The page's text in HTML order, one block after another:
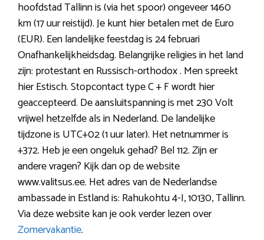
hoofdstad Tallinn is (via het spoor) ongeveer 1460
km (17 uur reistijd). Je kunt hier betalen met de Euro
(EUR). Een landelijke feestdag is 24 februari
Onafhankelijkheidsdag. Belangrijke religies in het land
zijn: protestant en Russisch-orthodox . Men spreekt
hier Estisch. Stopcontact type C + F wordt hier
geaccepteerd. De aansluitspanning is met 230 Volt
vrijwel hetzelfde als in Nederland. De landelijke
tijdzone is UTC+02 (1 uur later). Het netnummer is
+372. Heb je een ongeluk gehad? Bel 112. Zijn er
andere vragen? Kijk dan op de website
www.valitsus.ee. Het adres van de Nederlandse
ambassade in Estland is: Rahukohtu 4-I, 10130, Tallinn.
Via deze website kan je ook verder lezen over
Zomervakantie.